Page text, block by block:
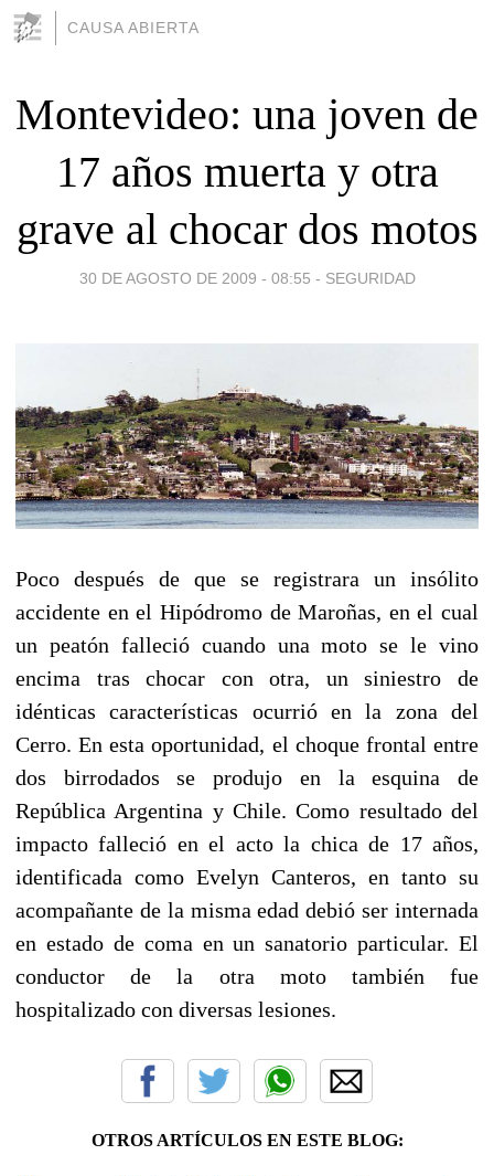
CAUSA ABIERTA
Montevideo: una joven de
17 años muerta y otra
grave al chocar dos motos
30 DE AGOSTO DE 2009 - 08:55 - SEGURIDAD
Poco después de que se registrara un insólito
accidente en el Hipódromo de Maroñas, en el cual
un peatón falleció cuando una moto se le vino
encima tras chocar con otra, un siniestro de
idénticas características ocurrió en la zona del
Cerro. En esta oportunidad, el choque frontal entre
dos birrodados se produjo en la esquina de
República Argentina y Chile. Como resultado del
impacto falleció en el acto la chica de 17 años,
identificada como Evelyn Canteros, en tanto su
acompañante de la misma edad debió ser internada
en estado de coma en un sanatorio particular. El
conductor de la otra moto también fue
hospitalizado con diversas lesiones.
OTROS ARTÍCULOS EN ESTE BLOG: